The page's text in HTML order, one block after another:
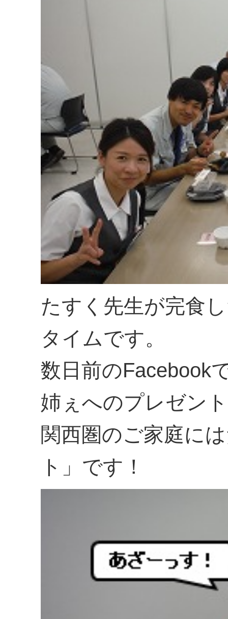
たすく先生が完食
タイムです。
数日前のFacebook
姉ぇへのプレゼン
関西圏のご家庭に
ト」です！